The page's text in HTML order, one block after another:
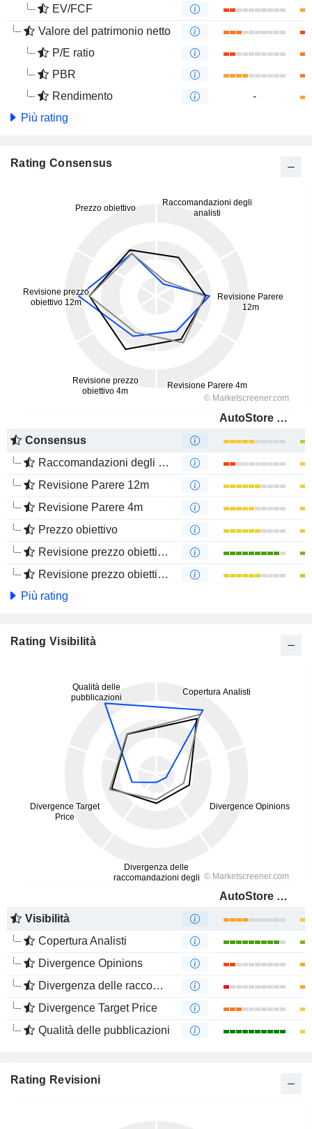
EV/FCF
Valore del patrimonio netto
P/E ratio
PBR
Rendimento
-
Più rating
Rating Consensus
AutoStore Holdings Ltd.
Consensus
Raccomandazioni degli analisti
Revisione Parere 12m
Revisione Parere 4m
Prezzo obiettivo
Revisione prezzo obiettivo 12m
Revisione prezzo obiettivo 4m
Più rating
Rating Visibilità
AutoStore Holdings Ltd.
Visibilità
Copertura Analisti
Divergence Opinions
Divergenza delle raccomandazioni degli analisti
Divergence Target Price
Qualità delle pubblicazioni
Rating Revisioni